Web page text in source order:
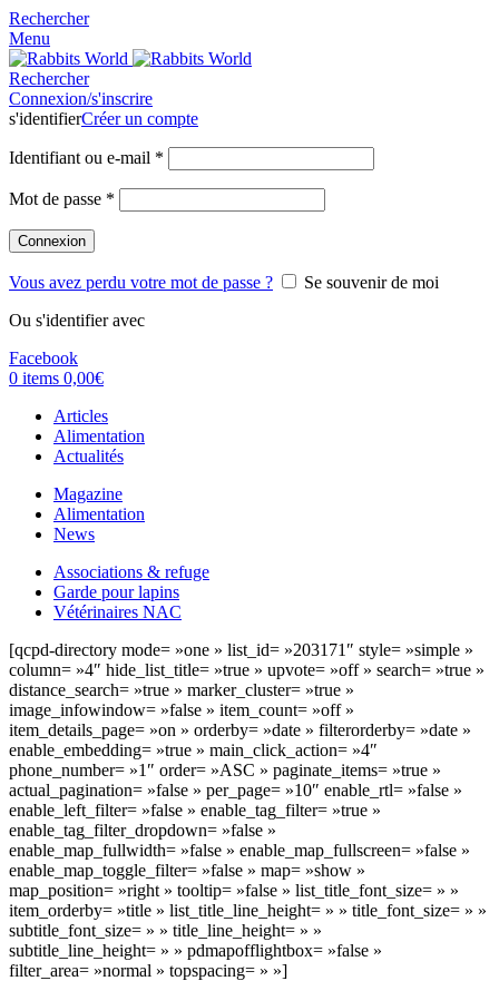
Rechercher
Menu
Rechercher
Connexion/s'inscrire
s'identifierCréer un compte
Identifiant ou e-mail *
Mot de passe *
Connexion
Vous avez perdu votre mot de passe ?
Se souvenir de moi
Ou s'identifier avec
Facebook
0 items 0,00€
Articles
Alimentation
Actualités
Magazine
Alimentation
News
Associations & refuge
Garde pour lapins
Vétérinaires NAC
[qcpd-directory mode= »one » list_id= »203171″ style= »simple »
column= »4″ hide_list_title= »true » upvote= »off » search= »true »
distance_search= »true » marker_cluster= »true »
image_infowindow= »false » item_count= »off »
item_details_page= »on » orderby= »date » filterorderby= »date »
enable_embedding= »true » main_click_action= »4″
phone_number= »1″ order= »ASC » paginate_items= »true »
actual_pagination= »false » per_page= »10″ enable_rtl= »false »
enable_left_filter= »false » enable_tag_filter= »true »
enable_tag_filter_dropdown= »false »
enable_map_fullwidth= »false » enable_map_fullscreen= »false »
enable_map_toggle_filter= »false » map= »show »
map_position= »right » tooltip= »false » list_title_font_size= » »
item_orderby= »title » list_title_line_height= » » title_font_size= » »
subtitle_font_size= » » title_line_height= » »
subtitle_line_height= » » pdmapofflightbox= »false »
filter_area= »normal » topspacing= » »]